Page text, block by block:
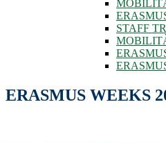
STAFF
ERASMUS WEEKS